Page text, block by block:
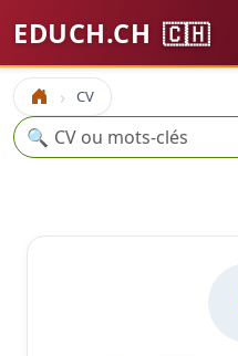
EDUCH.CH 🇨🇭
Accueil CV
Recherche
🔍